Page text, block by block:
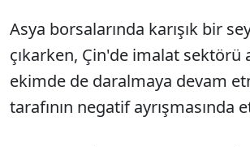
Asya borsalarında karışık bir
çıkarken, Çin'de imalat sektörü
ekimde de daralmaya devam
tarafının negatif ayrışmasında